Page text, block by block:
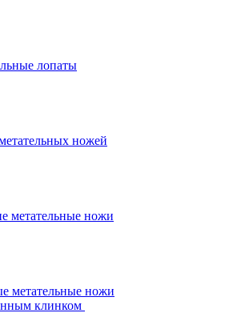
лопаты
ножей
метательные ножи
метательные ножи
клинком